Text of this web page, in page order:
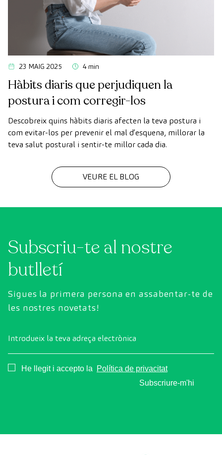
23 MAIG 2025 4 min
Hàbits diaris que perjudiquen la
postura i com corregir-los
Descobreix quins hàbits diaris afecten la teva postura i
com evitar-los per prevenir el mal d’esquena, millorar la
teva salut postural i sentir-te millor cada dia.
VEURE EL BLOG
Subscriu-te al nostre
butlletí
Sigues la primera persona en assabentar-te de
les nostres novetats!
Introdueix la teva adreça electrònica
Consentimiento
He llegit i accepto la
Política de privacitat
Subscriure-m'hi